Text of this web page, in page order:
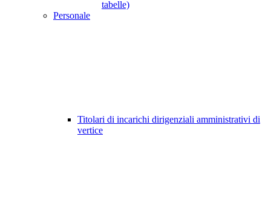
tabelle)
Personale
Titolari di incarichi dirigenziali amministrativi di
vertice